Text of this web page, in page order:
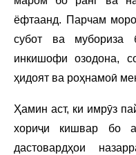
ёфтаанд. Парчам
субот ва мубориза
инкишофи озодона,
ҳидоят ва роҳнамоӣ
Ҳамин аст, ки имрӯз
хориҷи кишвар бо
дастовардҳои